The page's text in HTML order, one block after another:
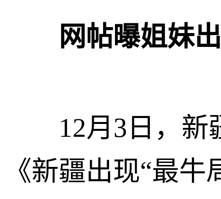
网帖曝姐妹
12月3日，新
《新疆出现“最